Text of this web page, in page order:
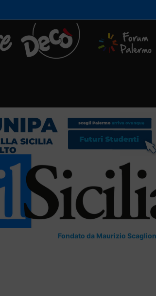
Fondato da Maurizio